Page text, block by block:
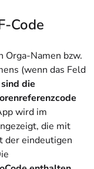
Code
Orga-Namen bzw.
(wenn das Feld
die
wird im
die mit
der eindeutigen